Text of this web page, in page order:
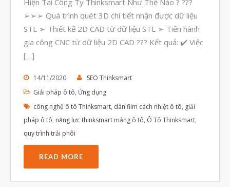
Tháng Bảy 2022
Tháng Sáu 2022
Tháng Năm 2022
Tháng Ba 2022
Tháng Một 2022
Tháng Chín 2021
Hiện Tại Công Ty Thinksmart Như Thế Nào ? ???
➢➢➢ Quá trình quét 3D chi tiết nhận được dữ liệu
STL ➢ Thiết kế 2D CAD từ dữ liệu STL ➢ Tiến hành
gia công CNC từ dữ liệu 2D CAD ??? Kết quả: ✔️ Việc
[…]
14/11/2020
SEO Thinksmart
Giải pháp ô tô, Ứng dụng
công nghệ ô tô Thinksmart, dán film cách nhiệt ô tô, giải
pháp ô tô, năng lực thinksmart mảng ô tô, Ô Tô Thinksmart,
quy trình trải phôi
READ MORE